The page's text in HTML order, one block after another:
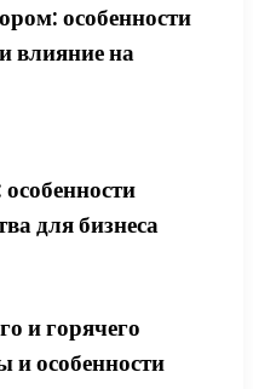
особенности
влияние на
для бизнеса
и горячего
и особенности